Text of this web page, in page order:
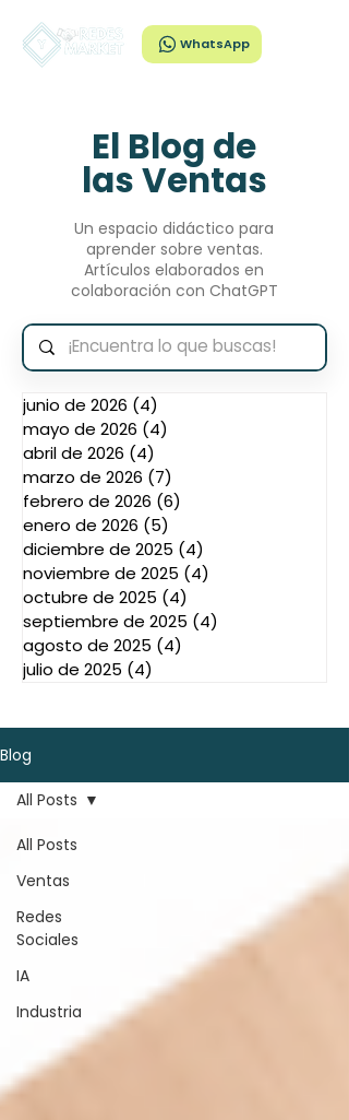
WhatsApp
El Blog de
las Ventas
Un espacio didáctico para
aprender sobre ventas.
Artículos elaborados en
colaboración con ChatGPT
junio de 2026 (4)
mayo de 2026 (4)
abril de 2026 (4)
marzo de 2026 (7)
febrero de 2026 (6)
enero de 2026 (5)
diciembre de 2025 (4)
noviembre de 2025 (4)
octubre de 2025 (4)
septiembre de 2025 (4)
agosto de 2025 (4)
julio de 2025 (4)
Blog
All Posts
Ventas
Redes
Sociales
IA
Industria
All Posts